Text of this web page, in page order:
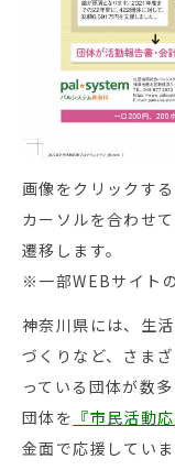
画像をクリックす
カーソルを合わせ
遷移します。
※一部WEBサイト
神奈川県には、生
づくりなど、さま
っている団体が数
団体を 『市民活動
金面で応援していま